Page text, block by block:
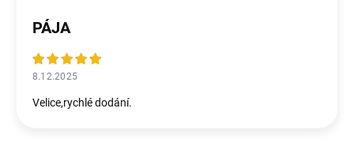
PÁJA
8.12.2025
Velice,rychlé dodání.